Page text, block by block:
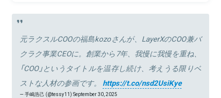
元ラクスルCOOの福島kozoさんが、LayerXのCOO兼バ
クラク事業CEOに。創業から7年、我慢に我慢を重ね、
「COO」というタイトルを温存し続け、考えうる限りベ
ストな人材の参画です。 https://t.co/nsd2UsiKye
— 手嶋浩己 (@tessy11) September 30, 2025